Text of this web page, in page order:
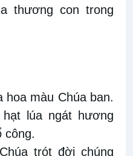
thương con trong
hoa màu Chúa ban.
lúa ngát hương
công.
trót đời chúng